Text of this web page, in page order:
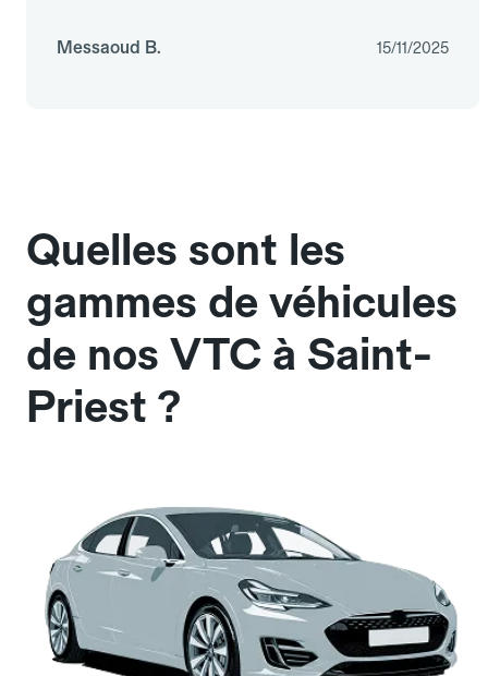
Messaoud B. 15/11/2025
Quelles sont les
gammes de véhicules
de nos VTC à Saint-
Priest ?